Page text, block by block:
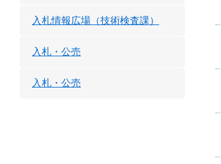
入札情報広場（技術検査課）
入札・公売
入札・公売